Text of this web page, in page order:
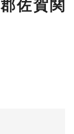
佐賀関